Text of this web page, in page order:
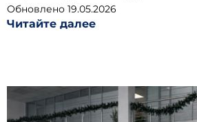
Обновлено 19.05.2026
Читайте далее